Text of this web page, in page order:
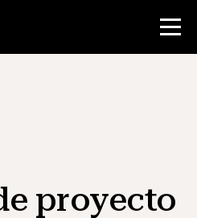
el aulaproyecto